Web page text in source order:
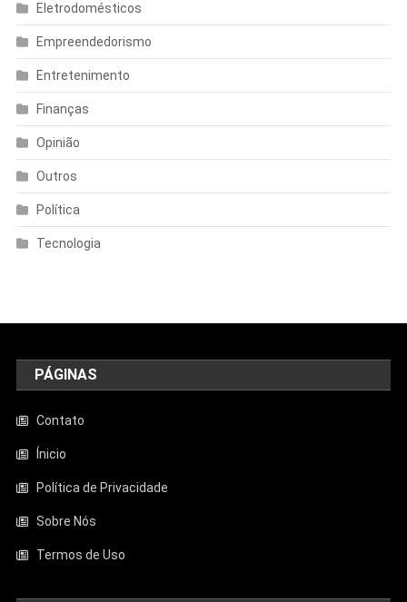
Eletrodomésticos
Empreendedorismo
Entretenimento
Finanças
Opinião
Outros
Política
Tecnologia
PÁGINAS
Contato
Ínicio
Política de Privacidade
Sobre Nós
Termos de Uso